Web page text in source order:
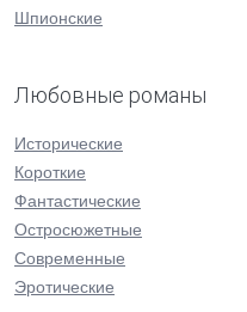
Шпионские
Любовные романы
Исторические
Короткие
Фантастические
Остросюжетные
Современные
Эротические